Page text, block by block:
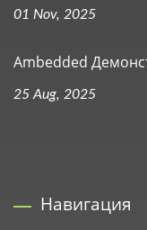
01 Nov, 2025
Ambedded
25 Aug, 2025
Навигация